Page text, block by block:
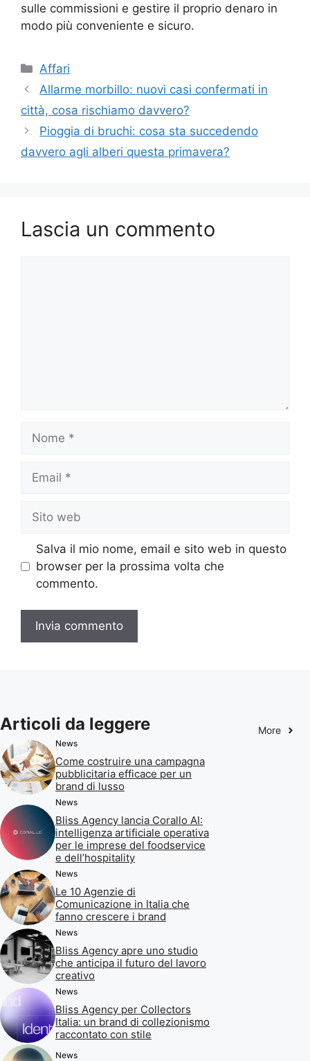
sulle commissioni e gestire il proprio denaro in
modo più conveniente e sicuro.
Categorie
Affari
Allarme morbillo: nuovi casi confermati in
città, cosa rischiamo davvero?
Pioggia di bruchi: cosa sta succedendo
davvero agli alberi questa primavera?
Lascia un commento
web
Salva il mio nome, email e sito web in questo
browser per la prossima volta che
commento.
Articoli da leggere More
News
Come costruire una campagna
pubblicitaria efficace per un
brand di lusso
News
Bliss Agency lancia Corallo AI:
intelligenza artificiale operativa
per le imprese del foodservice
e dell’hospitality
News
Le 10 Agenzie di
Comunicazione in Italia che
fanno crescere i brand
News
Bliss Agency apre uno studio
che anticipa il futuro del lavoro
creativo
News
Bliss Agency per Collectors
Italia: un brand di collezionismo
raccontato con stile
News